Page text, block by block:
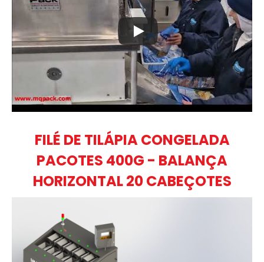
FILÉ DE TILÁPIA CONGELADA
PACOTES 400G - BALANÇA
HORIZONTAL 20 CABEÇOTES